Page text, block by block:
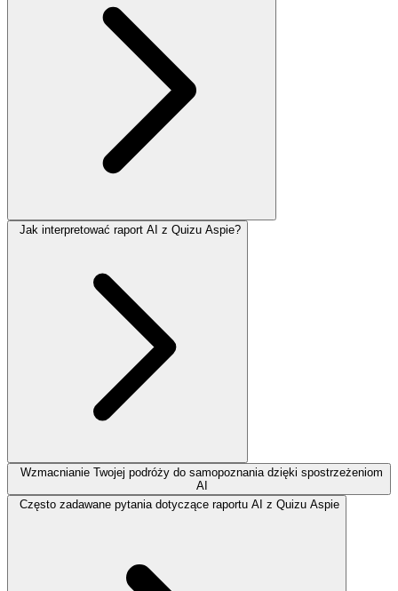
Jak interpretować raport AI z Quizu Aspie?
Wzmacnianie Twojej podróży do samopoznania dzięki spostrzeżeniom
AI
Często zadawane pytania dotyczące raportu AI z Quizu Aspie